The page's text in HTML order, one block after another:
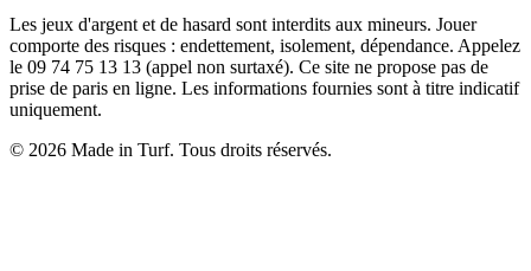
Les jeux d'argent et de hasard sont interdits aux mineurs. Jouer
comporte des risques : endettement, isolement, dépendance. Appelez
le 09 74 75 13 13 (appel non surtaxé). Ce site ne propose pas de
prise de paris en ligne. Les informations fournies sont à titre indicatif
uniquement.
© 2026 Made in Turf. Tous droits réservés.